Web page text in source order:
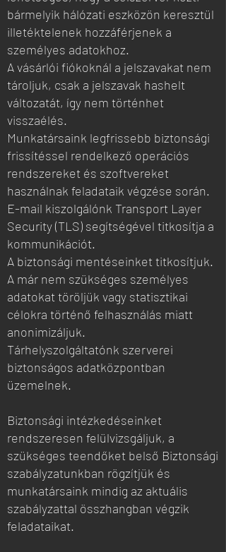
bármelyik hálózati eszközön keresztül
illetéktelenek hozzáférjenek a
személyes adatokhoz.
A vásárlói fiókoknál a jelszavakat nem
tároljuk, csak a jelszavak hashelt
változatát, így nem történhet
visszaélés.
Munkatársaink legfrissebb biztonsági
frissítéssel rendelkező operációs
rendszereket és szoftvereket
használnak feladataik végzése során.
E-mail kiszolgálónk Transport Layer
Security (TLS) segítségével titkosítja a
kommunikációt.
A biztonsági mentéseinket titkosítjuk.
A már nem szükséges személyes
adatokat töröljük vagy statisztikai
célokra történő felhasználás miatt
anonimizáljuk.
Tárhelyszolgáltatónk szerverei
biztonságos adatközpontban
üzemelnek.
Biztonsági intézkedéseinket
rendszeresen felülvizsgáljuk, a
szükséges teendőket belső Biztonsági
szabályzatunkban rögzítjük és
munkatársaink mindig az aktuális
szabályzattal összhangban végzik
feladataikat.